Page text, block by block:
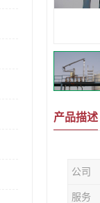
产品描述
公司
服务